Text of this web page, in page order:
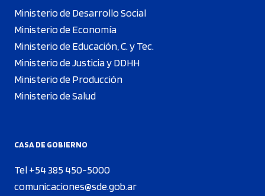
Ministerio de Desarrollo Social
Ministerio de Economía
Ministerio de Educación, C. y Tec.
Ministerio de Justicia y DDHH
Ministerio de Producción
Ministerio de Salud
CASA DE GOBIERNO
Tel +54 385 450-5000
comunicaciones@sde.gob.ar